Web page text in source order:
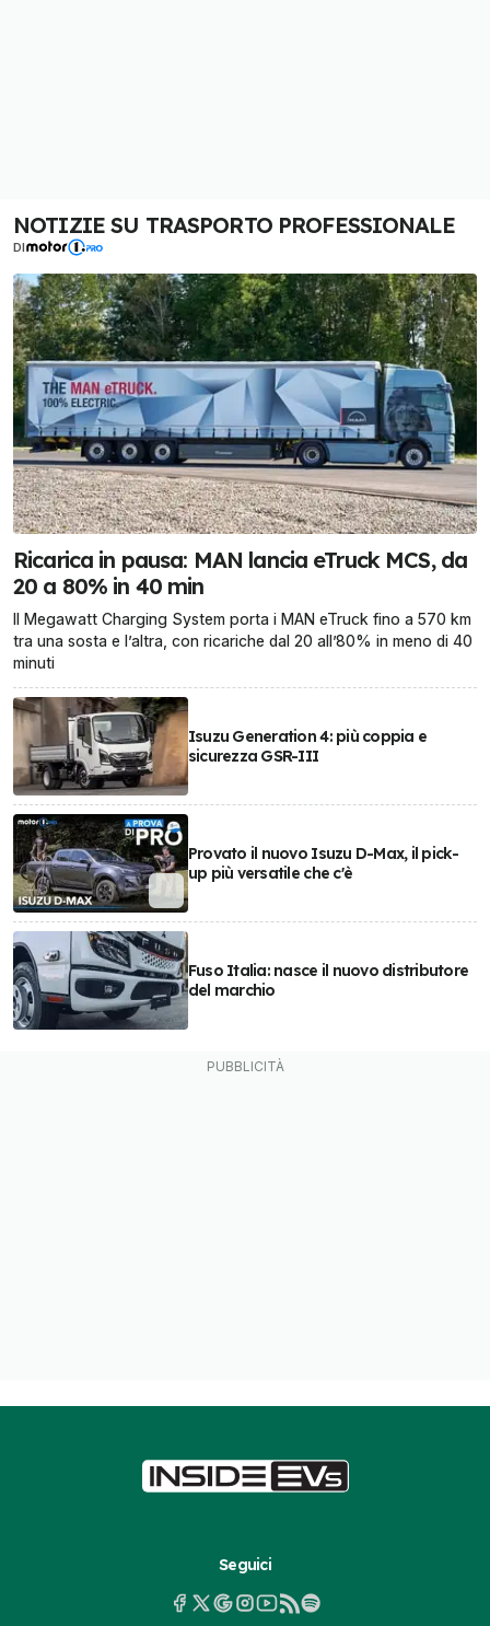
NOTIZIE SU TRASPORTO PROFESSIONALE
DI
Ricarica in pausa: MAN lancia eTruck MCS, da
20 a 80% in 40 min
Il Megawatt Charging System porta i MAN eTruck fino a 570 km
tra una sosta e l’altra, con ricariche dal 20 all’80% in meno di 40
minuti
Isuzu Generation 4: più coppia e
sicurezza GSR-III
Provato il nuovo Isuzu D-Max, il pick-
up più versatile che c'è
Fuso Italia: nasce il nuovo distributore
del marchio
Seguici